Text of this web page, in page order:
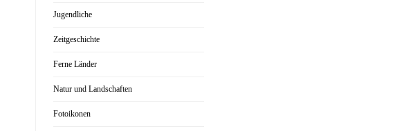
Jugendliche
Zeitgeschichte
Ferne Länder
Natur und Landschaften
Fotoikonen